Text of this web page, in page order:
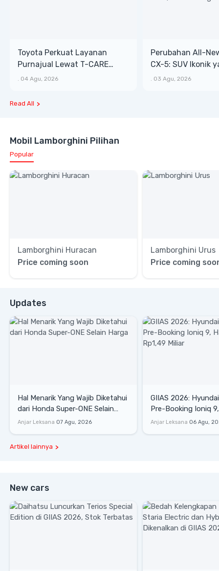
Toyota Perkuat Layanan
Purnajual Lewat T-CARE
XTRA, Manfaat Lebih Besar
. 04 Agu, 2026
Perubahan All-
CX-5: SUV Ikonik
Bongsor, Mewah,
. 03 Agu, 2026
Read All
Mobil Lamborghini Pilihan
Popular
Lamborghini Huracan
Price coming soon
Lamborghini Urus
Price coming
Updates
Hal Menarik Yang Wajib Diketahui
dari Honda Super-ONE Selain
Harga
Anjar Leksana 07 Agu, 2026
GIIAS 2026:
Pre-Booking Ioniq
Rp1,49 Miliar
Anjar Leksana 06 Agu,
Artikel lainnya
New cars